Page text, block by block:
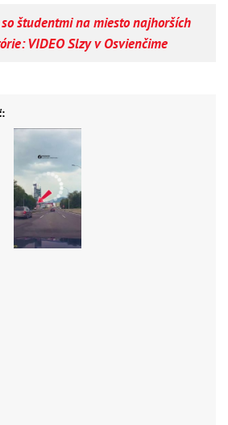
so študentmi na miesto najhorších
VIDEO Slzy v Osvienčime